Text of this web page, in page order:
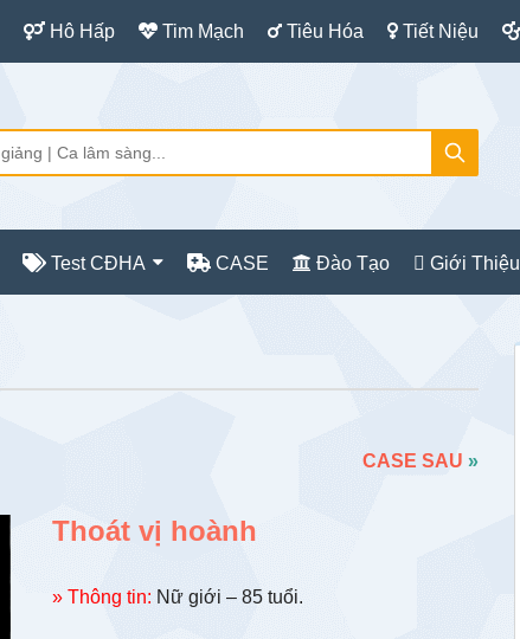
Hô Hấp Tim Mạch Tiêu Hóa Tiết Niệu
Test CĐHA CASE Đào Tạo Giới Thiệu
CASE SAU »
Thoát vị hoành
» Thông tin: Nữ giới – 85 tuổi.